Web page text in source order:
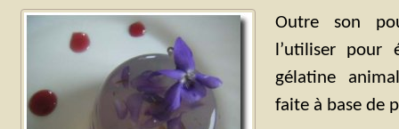
Outre son
l’utiliser pour
gélatine
faite à base de